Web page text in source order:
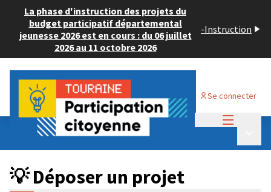
La phase d'instruction des projets du
budget participatif départemental
jeunesse 2026 est en cours : du 06 juillet
2026 au 11 octobre 2026
-Instruction
Se connecter
Budget Participatif ADULTE 2024
💡 Déposer un projet
💡 Déposer un projet